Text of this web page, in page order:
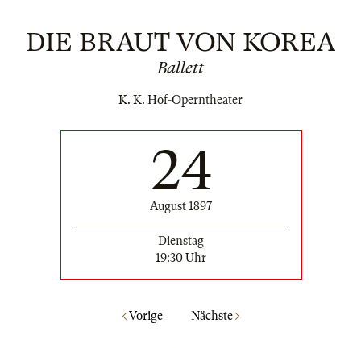
DIE BRAUT VON KOREA
Ballett
K. K. Hof-Operntheater
24
August 1897
Dienstag
19:30 Uhr
Vorige Nächste